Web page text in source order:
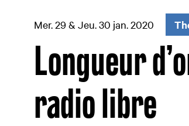
Mer. 29 & Jeu. 30 jan. 2020
Longueur
radio libre